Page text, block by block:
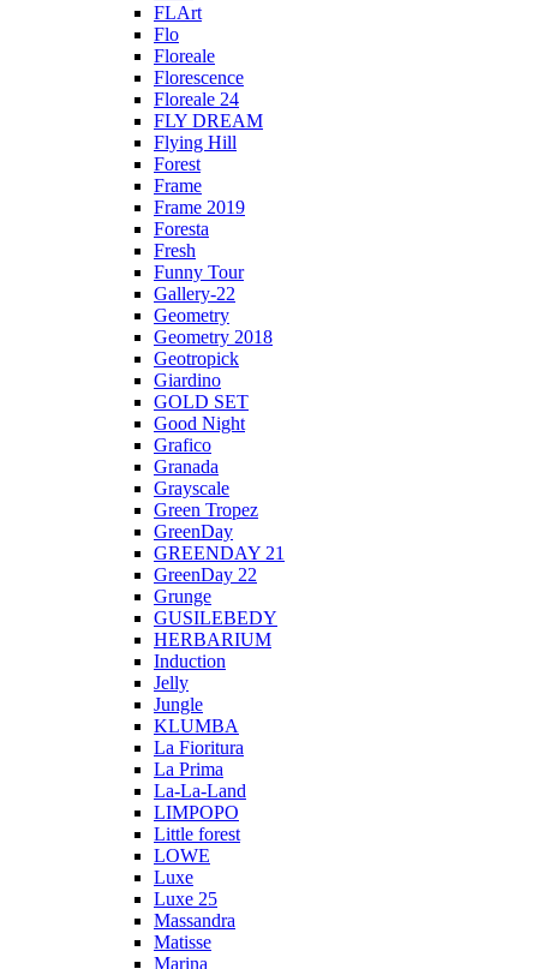
FLArt
Flo
Floreale
Florescence
Floreale 24
FLY DREAM
Flying Hill
Forest
Frame
Frame 2019
Foresta
Fresh
Funny Tour
Gallery-22
Geometry
Geometry 2018
Geotropick
Giardino
GOLD SET
Good Night
Grafico
Granada
Grayscale
Green Tropez
GreenDay
GREENDAY 21
GreenDay 22
Grunge
GUSILEBEDY
HERBARIUM
Induction
Jelly
Jungle
KLUMBA
La Fioritura
La Prima
La-La-Land
LIMPOPO
Little forest
LOWE
Luxe
Luxe 25
Massandra
Matisse
Marina